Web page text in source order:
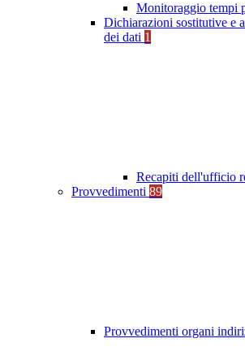
Monitoraggio tempi
Dichiarazioni sostitutive e
dei dati 1
Recapiti dell'ufficio
Provvedimenti 89
Provvedimenti organi